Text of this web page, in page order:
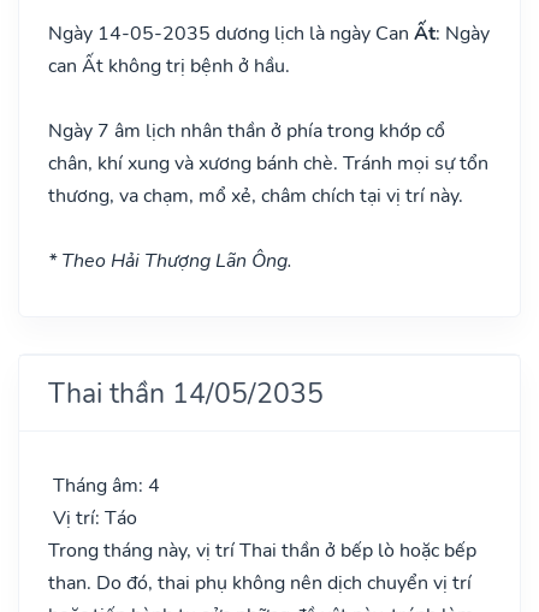
Ngày 14-05-2035 dương lịch là ngày Can Ất: Ngày
can Ất không trị bệnh ở hầu.
Ngày 7 âm lịch nhân thần ở phía trong khớp cổ
chân, khí xung và xương bánh chè. Tránh mọi sự tổn
thương, va chạm, mổ xẻ, châm chích tại vị trí này.
* Theo Hải Thượng Lãn Ông.
Thai thần 14/05/2035
Tháng âm: 4
Vị trí: Táo
Trong tháng này, vị trí Thai thần ở bếp lò hoặc bếp
than. Do đó, thai phụ không nên dịch chuyển vị trí